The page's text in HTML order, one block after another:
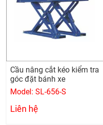
Cầu nâng cắt kéo kiểm tra
góc đặt bánh xe
Model: SL-656-S
Liên hệ